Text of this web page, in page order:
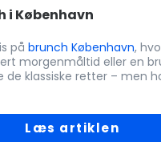
i København
på brunch København,
morgenmåltid eller en
de klassiske retter – men
Læs artiklen